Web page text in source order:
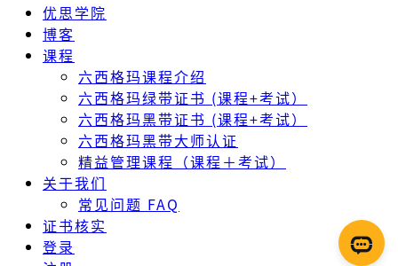
优思学院
博客
课程
六西格玛课程介绍
六西格玛绿带证书 (课程+考试）
六西格玛黑带证书 (课程+考试）
六西格玛黑带大师认证
精益管理课程（课程＋考试）
关于我们
常见问题 FAQ
证书核实
登录